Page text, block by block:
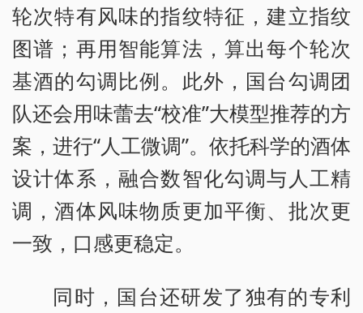
轮次特有风味的指纹特征，建立指纹
图谱；再用智能算法，算出每个轮次
基酒的勾调比例。此外，国台勾调团
队还会用味蕾去“校准”大模型推荐的方
案，进行“人工微调”。依托科学的酒体
设计体系，融合数智化勾调与人工精
调，酒体风味物质更加平衡、批次更
一致，口感更稳定。
同时，国台还研发了独有的专利